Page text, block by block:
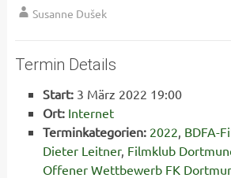
Susanne Dušek
Termin Details
Start:3 März 2022 19:00
Ort: Internet
Terminkategorien: 2022, BDFA-
Dieter Leitner, Filmklub
Offener Wettbewerb FK